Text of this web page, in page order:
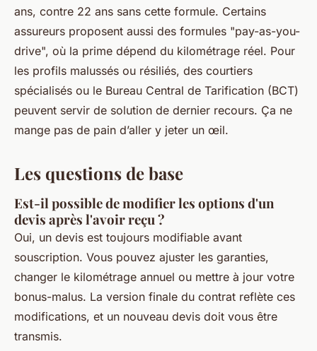
ans, contre 22 ans sans cette formule. Certains
assureurs proposent aussi des formules "pay-as-you-
drive", où la prime dépend du kilométrage réel. Pour
les profils malussés ou résiliés, des courtiers
spécialisés ou le Bureau Central de Tarification (BCT)
peuvent servir de solution de dernier recours. Ça ne
mange pas de pain d’aller y jeter un œil.
Les questions de base
Est-il possible de modifier les options d'un
devis après l'avoir reçu ?
Oui, un devis est toujours modifiable avant
souscription. Vous pouvez ajuster les garanties,
changer le kilométrage annuel ou mettre à jour votre
bonus-malus. La version finale du contrat reflète ces
modifications, et un nouveau devis doit vous être
transmis.